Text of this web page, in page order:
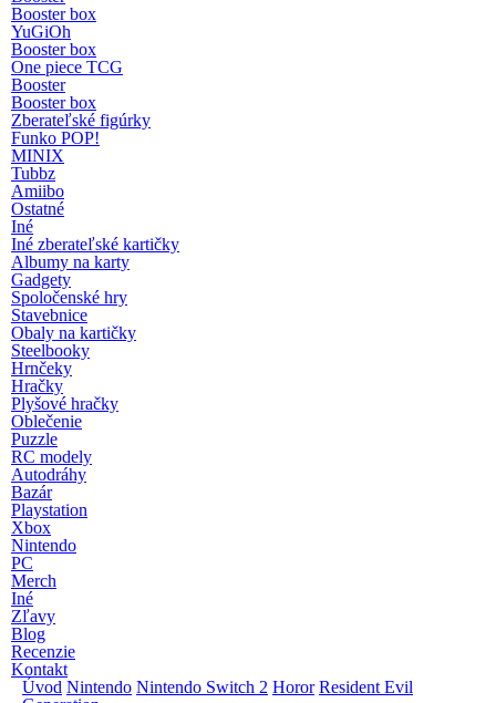
Booster box
YuGiOh
Booster box
One piece TCG
Booster
Booster box
Zberateľské figúrky
Funko POP!
MINIX
Tubbz
Amiibo
Ostatné
Iné
Iné zberateľské kartičky
Albumy na karty
Gadgety
Spoločenské hry
Stavebnice
Obaly na kartičky
Steelbooky
Hrnčeky
Hračky
Plyšové hračky
Oblečenie
Puzzle
RC modely
Autodráhy
Bazár
Playstation
Xbox
Nintendo
PC
Merch
Iné
Zľavy
Blog
Recenzie
Kontakt
Úvod Nintendo Nintendo Switch 2 Horor Resident Evil